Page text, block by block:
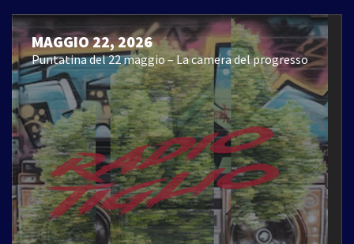
MAGGIO 22, 2026
Puntatina del 22 maggio – La camera del progresso